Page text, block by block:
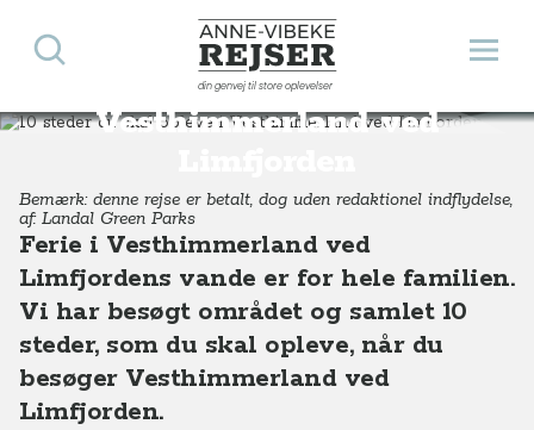
Anne-Vibeke Rejser
din genvej til store oplevelser
Åbn
Søg
10 steder du skal opleve i
Vesthimmerland ved
Destinationer Europa Danmark 10 steder du skal opleve i Vesthimmerland ved Limfjorden
Bemærk: denne rejse er betalt, dog uden redaktionel indflydelse,
af: Landal Green Parks
Ferie i Vesthimmerland ved
Limfjordens vande er for hele familien.
Vi har besøgt området og samlet 10
steder, som du skal opleve, når du
besøger Vesthimmerland ved
Limfjorden.